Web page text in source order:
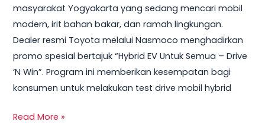
masyarakat Yogyakarta yang sedang mencari mobil
modern, irit bahan bakar, dan ramah lingkungan.
Dealer resmi Toyota melalui Nasmoco menghadirkan
promo spesial bertajuk “Hybrid EV Untuk Semua – Drive
‘N Win”. Program ini memberikan kesempatan bagi
konsumen untuk melakukan test drive mobil hybrid
Test
Drive
Sekarang
&
Bawa
Pulang
TV
Read More »